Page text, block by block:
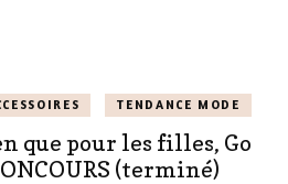
TENDANCE MODE
que pour les filles, Go
(terminé)